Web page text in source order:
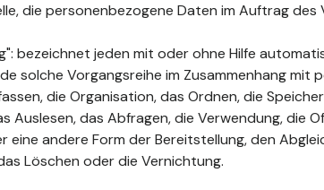
die personenbezogene Daten im Auftrag
bezeichnet jeden mit oder ohne Hilfe
solche Vorgangsreihe im Zusammenhang mit
die Organisation, das Ordnen, die
Auslesen, das Abfragen, die Verwendung, die
eine andere Form der Bereitstellung, den
Löschen oder die Vernichtung.